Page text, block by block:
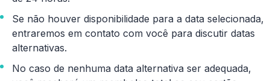
Se não houver disponibilidade para a data selecionada,
entraremos em contato com você para discutir datas
alternativas.
No caso de nenhuma data alternativa ser adequada,